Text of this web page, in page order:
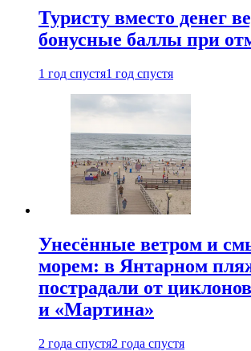
Туристу вместо денег
бонусные баллы при
1 год спустя1 год спустя
Унесённые ветром и
морем: в Янтарном
пострадали от
и «Мартина»
2 года спустя2 года спустя